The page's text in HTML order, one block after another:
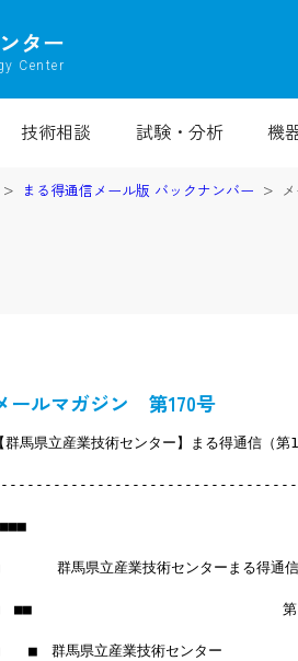
ター
Center
技術相談 試験・分析 機
まる得通信メール版 バックナンバー
ールマガジン 第170号
【群馬県立産業技術センター】まる得通信（第
　　　群馬県立産業技術センターまる得通信
■■　　　　　　　　　　　　　　　　　
　■　群馬県立産業技術センター